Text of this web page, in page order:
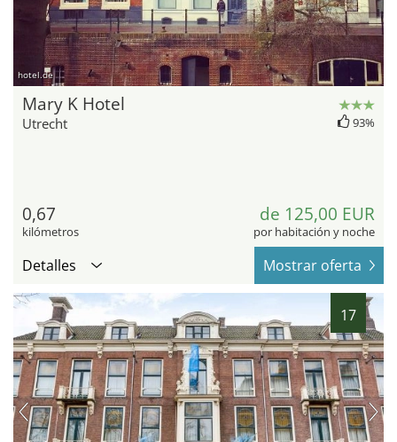
hotel.de
Mary K Hotel
Utrecht 93%
0,67
kilómetros
de 125,00 EUR
por habitación y noche
Detalles Mostrar oferta
17